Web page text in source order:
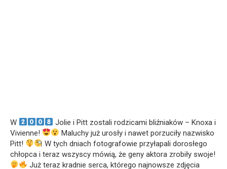
W
Jolie i Pitt zostali rodzicami bliźniaków – Knoxa i
Vivienne!
Maluchy już urosły i nawet porzuciły nazwisko
Pitt!
W tych dniach fotografowie przyłapali dorosłego
chłopca i teraz wszyscy mówią, że geny aktora zrobiły swoje!
Już teraz kradnie serca, którego najnowsze zdjęcia